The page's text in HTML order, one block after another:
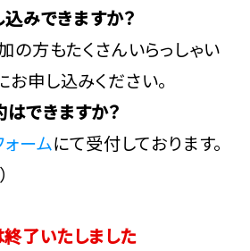
みできますか？
の方もたくさんいらっしゃい
お申し込みください。
できますか？
ォームにて受付しております。
了いたしました